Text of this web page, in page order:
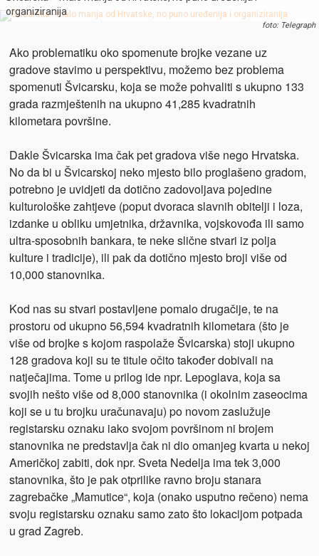
organiziranija
foto: Telegraph
Ako problematiku oko spomenute brojke vezane uz
gradove stavimo u perspektivu, možemo bez problema
spomenuti Švicarsku, koja se može pohvaliti s ukupno 133
grada razmještenih na ukupno 41,285 kvadratnih
kilometara površine.
Dakle Švicarska ima čak pet gradova više nego Hrvatska.
No da bi u Švicarskoj neko mjesto bilo proglašeno gradom,
potrebno je uvidjeti da dotično zadovoljava pojedine
kulturološke zahtjeve (poput dvoraca slavnih obitelji i loza,
izdanke u obliku umjetnika, državnika, vojskovođa ili samo
ultra-sposobnih bankara, te neke slične stvari iz polja
kulture i tradicije), ili pak da dotično mjesto broji više od
10,000 stanovnika.
Kod nas su stvari postavljene pomalo drugačije, te na
prostoru od ukupno 56,594 kvadratnih kilometara (što je
više od brojke s kojom raspolaže Švicarska) stoji ukupno
128 gradova koji su te titule očito također dobivali na
natječajima. Tome u prilog ide npr. Lepoglava, koja sa
svojih nešto više od 8,000 stanovnika (i okolnim zaseocima
koji se u tu brojku uračunavaju) po novom zaslužuje
registarsku oznaku iako svojom površinom ni brojem
stanovnika ne predstavlja čak ni dio omanjeg kvarta u nekoj
Američkoj zabiti, dok npr. Sveta Nedelja ima tek 3,000
stanovnika, što je pak otprilike ravno broju stanara
zagrebačke „Mamutice“, koja (onako usputno rečeno) nema
svoju registarsku oznaku samo zato što lokacijom potpada
u grad Zagreb.